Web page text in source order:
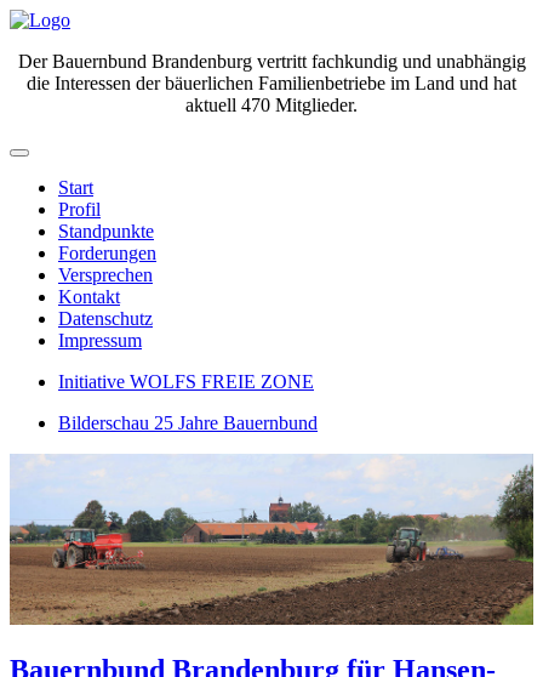
Der Bauernbund Brandenburg vertritt fachkundig und unabhängig
die Interessen der bäuerlichen Familienbetriebe im Land und hat
aktuell 470 Mitglieder.
Start
Profil
Standpunkte
Forderungen
Versprechen
Kontakt
Datenschutz
Impressum
Initiative WOLFS FREIE ZONE
Bilderschau 25 Jahre Bauernbund
Bauernbund Brandenburg für Hansen-